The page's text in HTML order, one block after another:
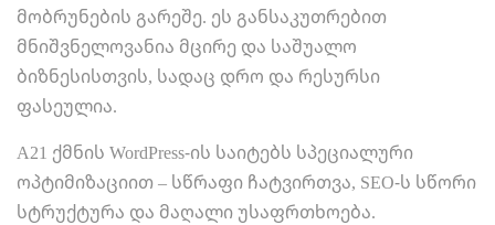
მობრუნების გარეშე. ეს განსაკუთრებით
მნიშვნელოვანია მცირე და საშუალო
ბიზნესისთვის, სადაც დრო და რესურსი
ფასეულია.
A21 ქმნის WordPress-ის საიტებს სპეციალური
ოპტიმიზაციით – სწრაფი ჩატვირთვა, SEO-ს სწორი
სტრუქტურა და მაღალი უსაფრთხოება.